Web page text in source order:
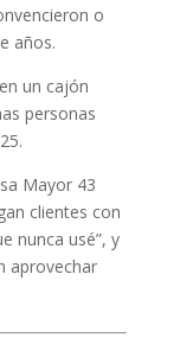
o
años.
un cajón
personas
Mayor 43
clientes con
nunca usé”, y
aprovechar